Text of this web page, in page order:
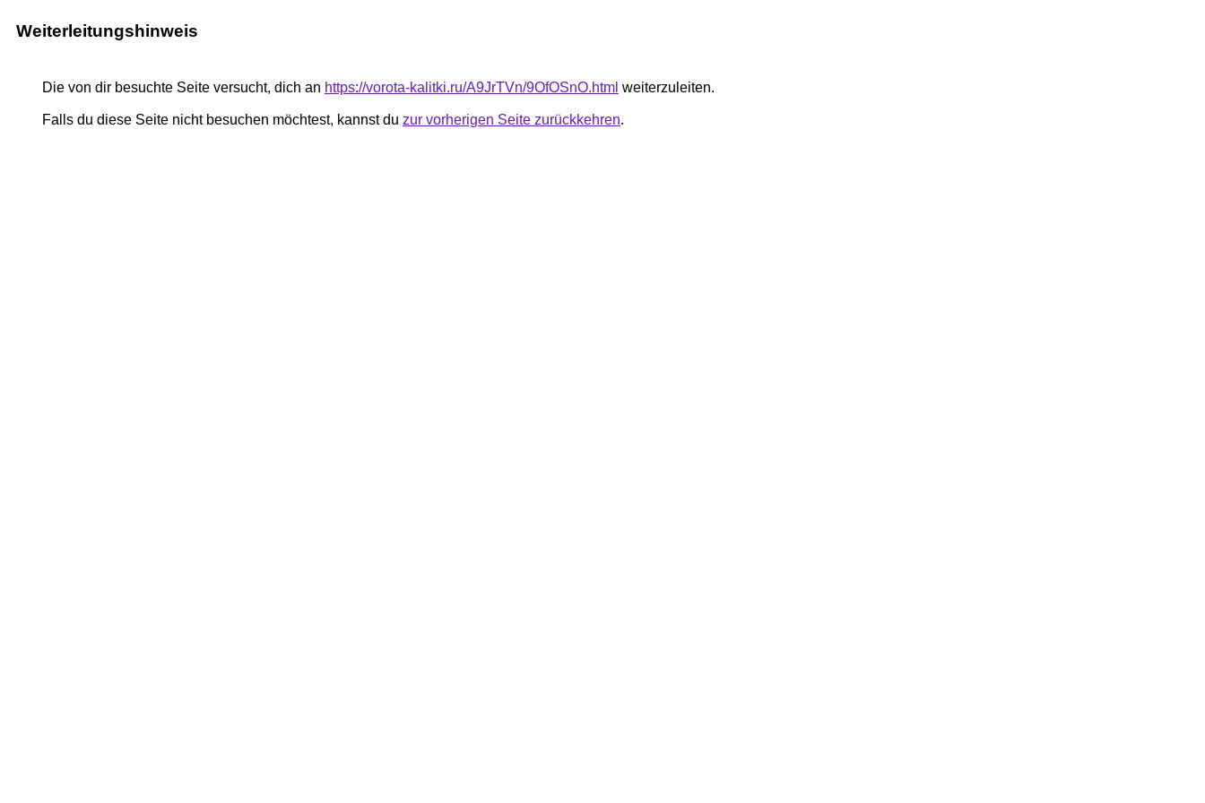
Weiterleitungshinweis
Die von dir besuchte Seite versucht, dich an https://vorota-kalitki.ru/A9JrTVn/9OfOSnO.html weiterzuleiten.
Falls du diese Seite nicht besuchen möchtest, kannst du zur vorherigen Seite zurückkehren.